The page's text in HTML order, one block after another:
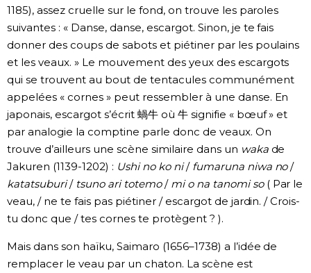
1185), assez cruelle sur le fond, on trouve les paroles
suivantes : « Danse, danse, escargot. Sinon, je te fais
donner des coups de sabots et piétiner par les poulains
et les veaux. » Le mouvement des yeux des escargots
qui se trouvent au bout de tentacules communément
appelées « cornes » peut ressembler à une danse. En
japonais, escargot s’écrit 蝸牛 où 牛 signifie « bœuf » et
par analogie la comptine parle donc de veaux. On
trouve d’ailleurs une scène similaire dans un wakade
Jakuren (1139-1202) : Ushi no ko ni/ fumaruna niwa no/
katatsuburi/ tsuno ari totemo/ mi o na tanomi so( Par le
veau, / ne te fais pas piétiner / escargot de jardin. / Crois-
tu donc que / tes cornes te protègent ? ).
Mais dans son haïku, Saimaro (1656–1738) a l’idée de
remplacer le veau par un chaton. La scène est